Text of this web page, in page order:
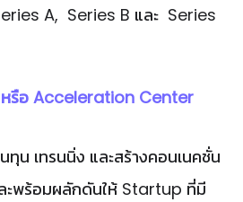
A, Series B และ Series
รือ Acceleration Center
ทุน เทรนนิ่ง และสร้างคอนเนคชั่น
พร้อมผลักดันให้ Startup ที่มี